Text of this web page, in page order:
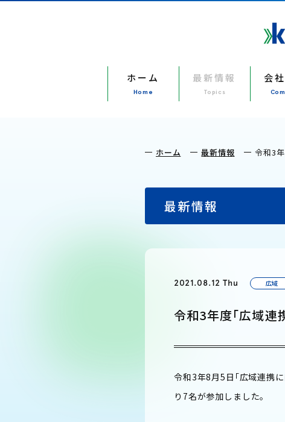
ホーム
Home
最新情報
Topics
会
ホーム 最新情報 令和3
最新情報
2021.08.12 Thu 広域
令和3年度「広域連
令和3年8月5日「広域連携
り7名が参加しました。